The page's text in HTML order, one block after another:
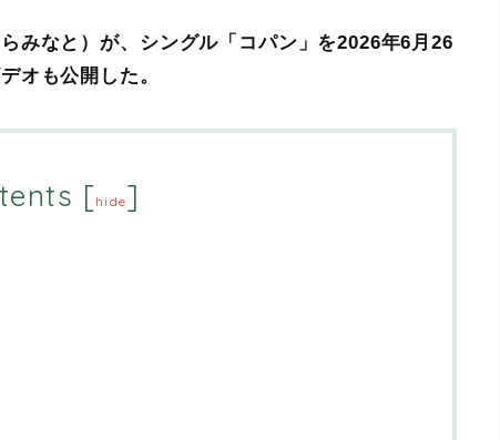
みなと）が、シングル「コパン」を2026年6月26
オも公開した。
[hide]